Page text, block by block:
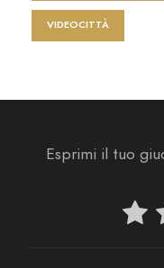
VIDEOCITTÀ
Esprimi il tuo